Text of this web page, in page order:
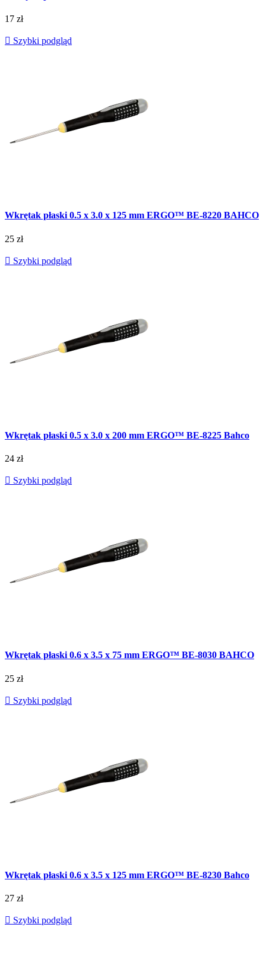
17 zł
 Szybki podgląd
Wkrętak płaski 0.5 x 3.0 x 125 mm ERGO™ BE-8220 BAHCO
25 zł
 Szybki podgląd
Wkrętak płaski 0.5 x 3.0 x 200 mm ERGO™ BE-8225 Bahco
24 zł
 Szybki podgląd
Wkrętak płaski 0.6 x 3.5 x 75 mm ERGO™ BE-8030 BAHCO
25 zł
 Szybki podgląd
Wkrętak płaski 0.6 x 3.5 x 125 mm ERGO™ BE-8230 Bahco
27 zł
 Szybki podgląd